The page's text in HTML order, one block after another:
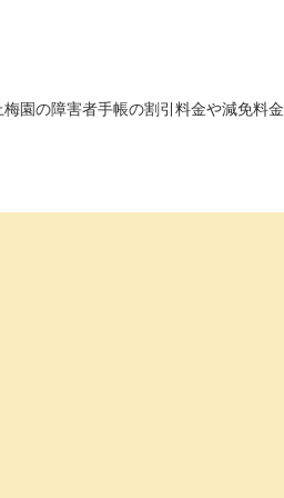
梅園の障害者手帳の割引料金や減免料金